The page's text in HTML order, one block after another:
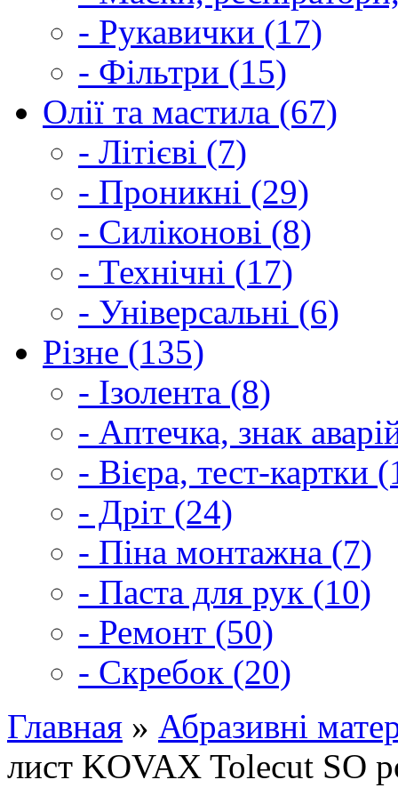
- Рукавички (17)
- Фільтри (15)
Олії та мастила (67)
- Літієві (7)
- Проникні (29)
- Силіконові (8)
- Технічні (17)
- Універсальні (6)
Різне (135)
- Ізолента (8)
- Аптечка, знак
- Вієра, тест-картки
- Дріт (24)
- Піна монтажна (7)
- Паста для рук (10)
- Ремонт (50)
- Скребок (20)
Главная » Абразивні
лист KOVAX Tolecut SO